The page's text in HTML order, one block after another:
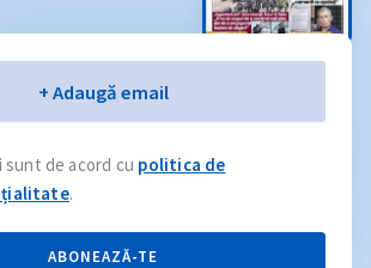
+ Adaugă email
sunt de acord cu politica de
.
ABONEAZĂ-TE